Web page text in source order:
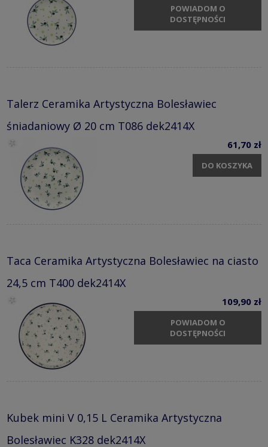
POWIADOM O
DOSTĘPNOŚCI
Talerz Ceramika Artystyczna Bolesławiec
śniadaniowy Ø 20 cm T086 dek2414X
61,70 zł
DO KOSZYKA
Taca Ceramika Artystyczna Bolesławiec na ciasto
24,5 cm T400 dek2414X
109,90 zł
POWIADOM O
DOSTĘPNOŚCI
Kubek mini V 0,15 L Ceramika Artystyczna
Bolesławiec K328 dek2414X